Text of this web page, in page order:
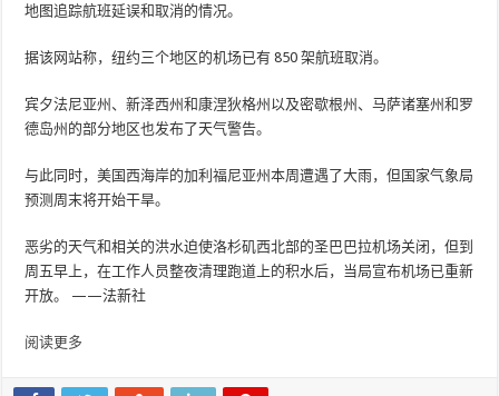
地图追踪航班延误和取消的情况。
据该网站称，纽约三个地区的机场已有 850 架航班取消。
宾夕法尼亚州、新泽西州和康涅狄格州以及密歇根州、马萨诸塞州和罗
德岛州的部分地区也发布了天气警告。
与此同时，美国西海岸的加利福尼亚州本周遭遇了大雨，但国家气象局
预测周末将开始干旱。
恶劣的天气和相关的洪水迫使洛杉矶西北部的圣巴巴拉机场关闭，但到
周五早上，在工作人员整夜清理跑道上的积水后，当局宣布机场已重新
开放。 ——法新社
阅读更多